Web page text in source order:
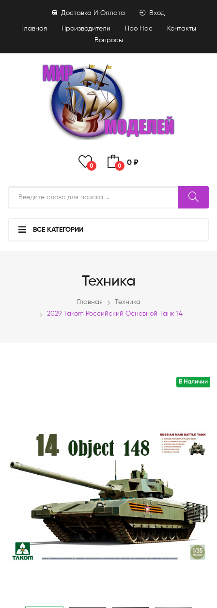
Главная Производители Про Нас
Контакты
Вопросы
Доставка И Оплата Вход
0 0 0 ₽
ВСЕ КАТЕГОРИИ
Техника
Главная
Техника
2029 Takom Российский Основной Танк 14
В Наличии